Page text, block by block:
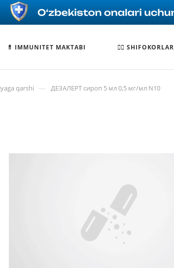
💊 IMMUNITET MAKTABI 🧑‍⚕️ SHIFOKORLAR
qarshi — ДЕЗАЛЕРТ сироп 5 мл 0,5 мг/мл N10